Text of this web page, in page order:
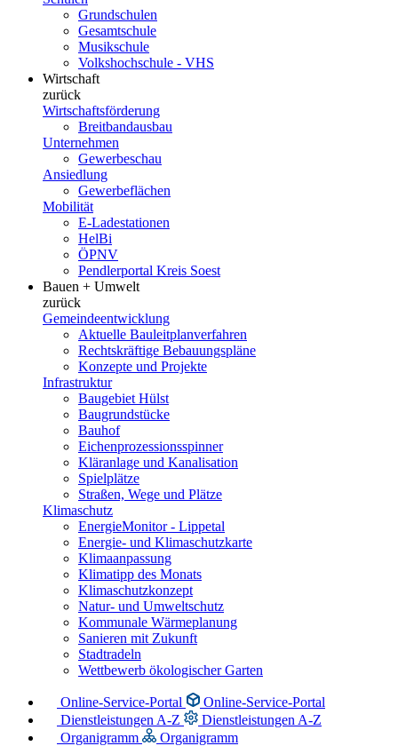
Grundschulen
Gesamtschule
Musikschule
Volkshochschule - VHS
Wirtschaft
zurück
Wirtschaftsförderung
Breitbandausbau
Unternehmen
Gewerbeschau
Ansiedlung
Gewerbeflächen
Mobilität
E-Ladestationen
HelBi
ÖPNV
Pendlerportal Kreis Soest
Bauen + Umwelt
zurück
Gemeindeentwicklung
Aktuelle Bauleitplanverfahren
Rechtskräftige Bebauungspläne
Konzepte und Projekte
Infrastruktur
Baugebiet Hülst
Baugrundstücke
Bauhof
Eichenprozessionsspinner
Kläranlage und Kanalisation
Spielplätze
Straßen, Wege und Plätze
Klimaschutz
EnergieMonitor - Lippetal
Energie- und Klimaschutzkarte
Klimaanpassung
Klimatipp des Monats
Klimaschutzkonzept
Natur- und Umweltschutz
Kommunale Wärmeplanung
Sanieren mit Zukunft
Stadtradeln
Wettbewerb ökologischer Garten
Online-Service-Portal
Online-Service-Portal
Dienstleistungen A-Z
Dienstleistungen A-Z
Organigramm
Organigramm